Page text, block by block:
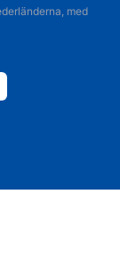
med